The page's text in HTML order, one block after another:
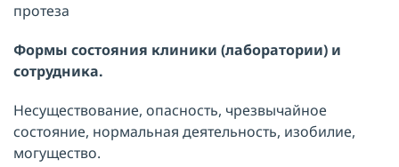
протеза
Формы состояния клиники (лаборатории) и
сотрудника.
Несуществование, опасность, чрезвычайное
состояние, нормальная деятельность, изобилие,
могущество.